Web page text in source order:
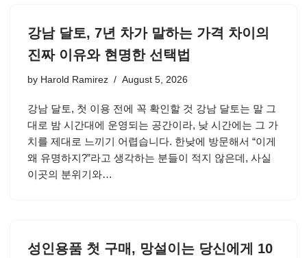
강남 달토, 7년 차가 말하는 가격 차이의
진짜 이유와 현명한 선택법
by Harold Ramirez August 5, 2026
강남 달토, 첫 이용 전에 꼭 확인할 것 강남 달토는 말 그
대로 밤 시간대에 운영되는 공간이라, 낮 시간에는 그 가
치를 제대로 느끼기 어렵습니다. 한낮에 방문해서 “이게
왜 유명하지?”라고 생각하는 분들이 적지 않은데, 사실
이곳의 분위기와…
성인용품 첫 구매, 망설이는 당신에게 10